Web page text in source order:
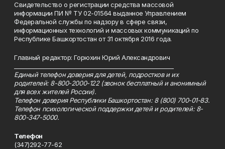
Свидетельство о регистрации средства массовой
информации ПИ № ТУ 02-01564 выданное Управлением
Федеральной службы по надзору в сфере связи,
информационных технологий и массовых коммуникаций по
Республике Башкортостан от 31 октября 2016 года.
Главный редактор: Горюхин Юрий Александрович
Единый телефон доверия для детей, подростков и их
родителей: 8-800-2000-122 (звонок бесплатный и анонимный
для всех жителей России).
Телефон доверия Республики Башкортостан: 8 (800) 700-01-83.
Телефон психологической поддержки детей и родителей: 8-
800-347-5000.
Телефон
(347)292-77-62